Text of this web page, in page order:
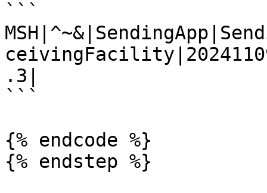
```
.3|
```
{% endcode %}
{% endstep %}